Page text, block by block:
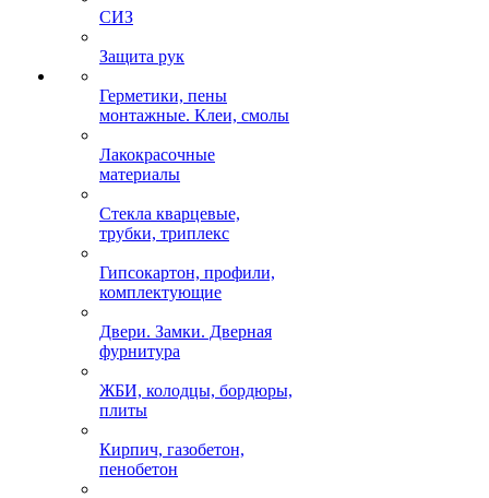
СИЗ
Защита рук
Герметики, пены
монтажные. Клеи, смолы
Лакокрасочные
материалы
Стекла кварцевые,
трубки, триплекс
Гипсокартон, профили,
комплектующие
Двери. Замки. Дверная
фурнитура
ЖБИ, колодцы, бордюры,
плиты
Кирпич, газобетон,
пенобетон